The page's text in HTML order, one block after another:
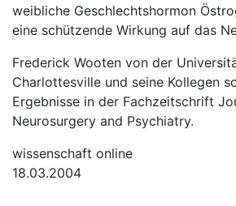
weibliche Geschlechtshormon
eine schützende Wirkung auf das
Frederick Wooten von der
Charlottesville und seine Kollegen
Ergebnisse in der Fachzeitschrift
Neurosurgery and Psychiatry.
wissenschaft online
18.03.2004